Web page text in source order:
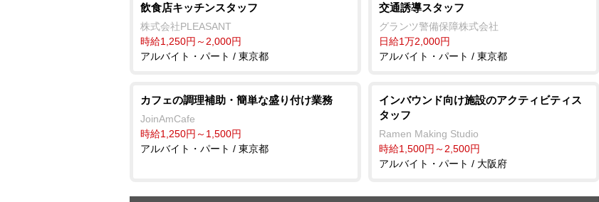
飲食店キッチンスタッフ
株式会社PLEASANT
時給1,250円～2,000円
アルバイト・パート / 東京都
交通誘導スタッフ
グランツ警備保障株式会社
日給1万2,000円
アルバイト・パート / 東京都
カフェの調理補助・簡単な盛り付け業務
JoinAmCafe
時給1,250円～1,500円
アルバイト・パート / 東京都
インバウンド向け施設のアクティビティス
タッフ
Ramen Making Studio
時給1,500円～2,500円
アルバイト・パート / 大阪府